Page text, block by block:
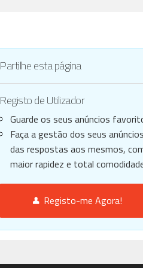
Partilhe esta página
Registo de Utilizador
Guarde os seus anúncios
Faça a gestão dos seus
das respostas aos mesmos,
maior rapidez e total
Registo-me Agora!